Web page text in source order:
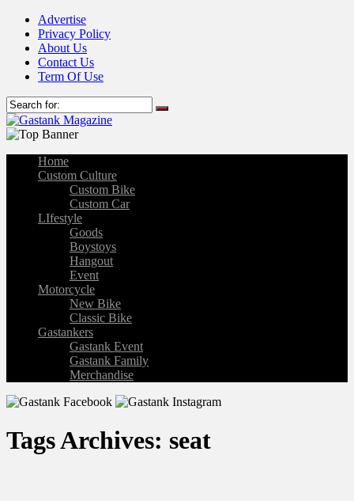
Advertise
Privacy Policy
About Us
Contact Us
Term Of Use
Home
Custom Culture
Custom Bike
Custom Car
LIfestyle
Goods
Boystoys
Hangout
Event
Motorcycle
New Bike
Classic Bike
Gastankers
Gastank Event
Gastank Family
Merchandise
Tags Archives: seat